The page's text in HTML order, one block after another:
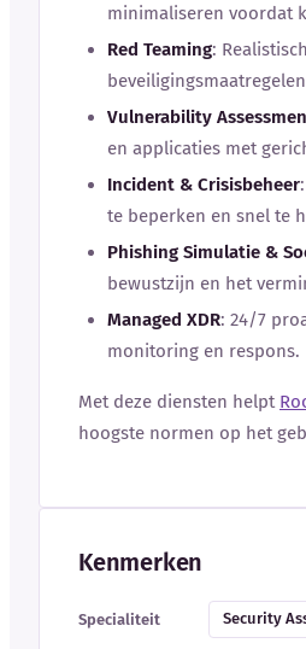
minimaliseren voordat
Red Teaming:
Vulnerability
en applicaties met
Incident & Crisisbeheer
te beperken en snel te
Phishing Simulatie &
bewustzijn en het
Managed XDR: 24/7
monitoring en respons.
Met deze diensten helpt
hoogste normen op het
Kenmerken
Specialiteit Security